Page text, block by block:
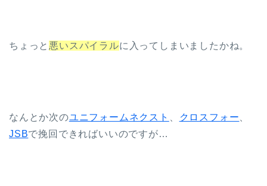
ちょっと 悪いスパイラルに入ってしまいましたかね。
なんとか次のユニフォームネクスト クロスフォー
JSBで挽回できればいいのですが…